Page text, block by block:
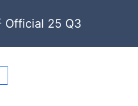
Official 25 Q3